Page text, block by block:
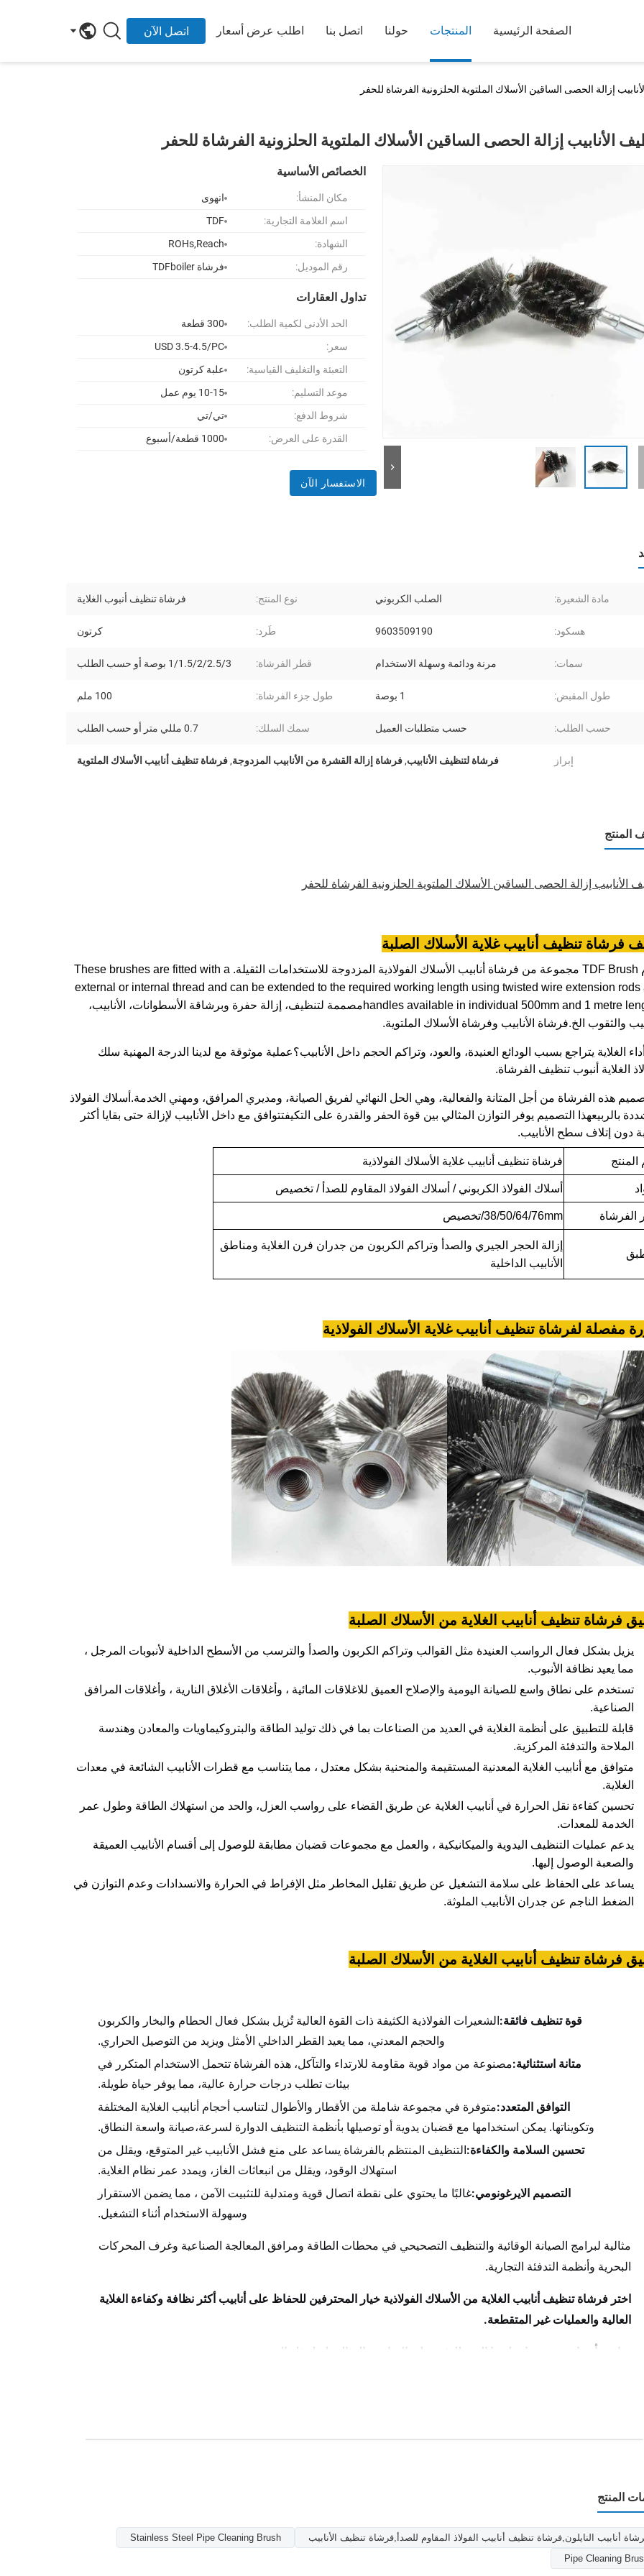
الصفحة الرئيسية المنتجات حولنا اتصل بنا اطلب عرض أسعار اتصل الآن
إزالة الحصى الساقين الأسلاك الملتوية الحلزونية الفرشاة للحفر
الأنابيب إزالة الحصى الساقين الأسلاك الملتوية الحلزونية الفرشاة للحفر
الخصائص الأساسية
مكان المنشأ:
انهوى
اسم العلامة التجارية:
TDF
الشهادة:
ROHs,Reach
رقم الموديل:
فرشاة TDFboiler
تداول العقارات
الحد الأدنى لكمية الطلب:
300 قطعة
سعر:
USD 3.5-4.5/PC
التعبئة والتغليف القياسية:
علبة كرتون
موعد التسليم:
10-15 يوم عمل
شروط الدفع:
تي/تي
القدرة على العرض:
1000 قطعة/أسبوع
الاستفسار الآن
مادة الشعيرة: الصلب الكربوني نوع المنتج: فرشاة تنظيف أنبوب الغلاية
هسكود: 9603509190 طَرد: كرتون
سمات: مرنة ودائمة وسهلة الاستخدام قطر الفرشاة: 1/1.5/2/2.5/3 بوصة أو حسب الطلب
طول المقبض: 1 بوصة طول جزء الفرشاة: 100 ملم
حسب الطلب: حسب متطلبات العميل سمك السلك: 0.7 مللي متر أو حسب الطلب
إبراز فرشاة لتنظيف الأنابيب,فرشاة إزالة القشرة من الأنابيب المزدوجة,فرشاة تنظيف أنابيب الأسلاك الملتوية
الأنابيب إزالة الحصى الساقين الأسلاك الملتوية الحلزونية الفرشاة للحفر
فرشاة تنظيف أنابيب غلاية الأسلاك الصلبة
تقدم TDF Brush مجموعة من فرشاة أنابيب الأسلاك الفولاذية المزدوجة للاستخدامات الثقيلة. These brushes are fitted with a
external or internal thread and can be extended to the required working length using twisted wire extension rods
handles available in individual 500mm and 1 metre lengthsمصممة لتنظيف، إزالة حفرة وبرشاقة الأسطوانات، الأنابيب،
والثقوب الخ.فرشاة الأنابيب وفرشاة الأسلاك الملتوية.
الغلاية يتراجع بسبب الودائع العنيدة، والعود، وتراكم الحجم داخل الأنابيب؟عملية موثوقة مع لدينا الدرجة المهنية سلك
الغلاية أنبوب تنظيف الفرشاة.
هذه الفرشاة من أجل المتانة والفعالية، وهي الحل النهائي لفريق الصيانة، ومديري المرافق، ومهني الخدمة.أسلاك الفولاذ
بالربيعهذا التصميم يوفر التوازن المثالي بين قوة الحفر والقدرة على التكيفتتوافق مع داخل الأنابيب لإزالة حتى بقايا أكثر
دون إتلاف سطح الأنابيب.
فرشاة تنظيف أنابيب غلاية الأسلاك الفولاذية
أسلاك الفولاذ الكربوني / أسلاك الفولاذ المقاوم للصدأ / تخصيص
الفرشاة 38/50/64/76mm/تخصيص
إزالة الحجر الجيري والصدأ وتراكم الكربون من جدران فرن الغلاية ومناطق
الأنابيب الداخلية
مفصلة لفرشاة تنظيف أنابيب غلاية الأسلاك الفولاذية
فرشاة تنظيف أنابيب الغلاية من الأسلاك الصلبة
يزيل بشكل فعال الرواسب العنيدة مثل القوالب وتراكم الكربون والصدأ والترسب من الأسطح الداخلية لأنبوبات المرجل ،
مما يعيد نظافة الأنبوب.
تستخدم على نطاق واسع للصيانة اليومية والإصلاح العميق للاغلاقات المائية ، وأغلاقات الأغلاق النارية ، وأغلاقات المرافق
الصناعية.
قابلة للتطبيق على أنظمة الغلاية في العديد من الصناعات بما في ذلك توليد الطاقة والبتروكيماويات والمعادن وهندسة
الملاحة والتدفئة المركزية.
متوافق مع أنابيب الغلاية المعدنية المستقيمة والمنحنية بشكل معتدل ، مما يتناسب مع قطرات الأنابيب الشائعة في معدات
الغلاية.
تحسين كفاءة نقل الحرارة في أنابيب الغلاية عن طريق القضاء على رواسب العزل، والحد من استهلاك الطاقة وطول عمر
الخدمة للمعدات.
يدعم عمليات التنظيف اليدوية والميكانيكية ، والعمل مع مجموعات قضبان مطابقة للوصول إلى أقسام الأنابيب العميقة
والصعبة الوصول إليها.
يساعد على الحفاظ على سلامة التشغيل عن طريق تقليل المخاطر مثل الإفراط في الحرارة والانسدادات وعدم التوازن في
الضغط الناجم عن جدران الأنابيب الملوثة.
فرشاة تنظيف أنابيب الغلاية من الأسلاك الصلبة
قوة تنظيف فائقة: الشعيرات الفولاذية الكثيفة ذات القوة العالية تُزيل بشكل فعال الحطام والبخار والكربون
والحجم المعدني، مما يعيد القطر الداخلي الأمثل ويزيد من التوصيل الحراري.
متانة استثنائية:مصنوعة من مواد قوية مقاومة للارتداء والتآكل، هذه الفرشاة تتحمل الاستخدام المتكرر في
بيئات تطلب درجات حرارة عالية، مما يوفر حياة طويلة.
التوافق المتعدد:متوفرة في مجموعة شاملة من الأقطار والأطوال لتناسب أحجام أنابيب الغلاية المختلفة
وتكويناتها. يمكن استخدامها مع قضبان يدوية أو توصيلها بأنظمة التنظيف الدوارة لسرعة،صيانة واسعة النطاق.
تحسين السلامة والكفاءة: التنظيف المنتظم بالفرشاة يساعد على منع فشل الأنابيب غير المتوقع، ويقلل من
استهلاك الوقود، ويقلل من انبعاثات الغاز، ويمدد عمر نظام الغلاية.
التصميم الايرغونومي:غالبًا ما يحتوي على نقطة اتصال قوية ومتدلية للتثبيت الآمن ، مما يضمن الاستقرار
وسهولة الاستخدام أثناء التشغيل.
مثالية لبرامج الصيانة الوقائية والتنظيف التصحيحي في محطات الطاقة ومرافق المعالجة الصناعية وغرف المحركات
البحرية وأنظمة التدفئة التجارية.
اختر فرشاة تنظيف أنابيب الغلاية من الأسلاك الفولاذية خيار المحترفين للحفاظ على أنابيب أكثر نظافة وكفاءة الغلاية
العالية والعمليات غير المتقطعة.
متاحة بأحجام متعددة، اتصل بنا اليوم للعثور على المناسبة المثالية لتطبيقك المحدد.
المنتج
أنابيب النايلون,فرشاة تنظيف أنابيب الفولاذ المقاوم للصدأ,فرشاة تنظيف الأنابيب
Stainless Steel Pipe Cleaning Brush
Pipe Cleaning